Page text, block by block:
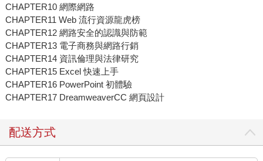
CHAPTER10 網際網路
CHAPTER11 Web 流行資源龍虎榜
CHAPTER12 網路安全的認識與防範
CHAPTER13 電子商務與網路行銷
CHAPTER14 資訊倫理與法律研究
CHAPTER15 Excel 快速上手
CHAPTER16 PowerPoint 初體驗
CHAPTER17 DreamweaverCC 網頁設計
配送方式